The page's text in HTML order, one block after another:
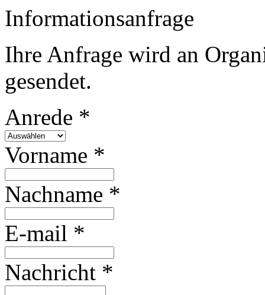
Informationsanfrage
Ihre Anfrage wird an
gesendet.
Anrede *
Vorname *
Nachname *
E-mail *
Nachricht *